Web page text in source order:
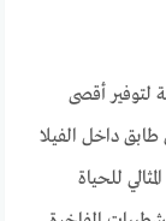
لتوفير أقصى
داخل الفيلا
للحياة